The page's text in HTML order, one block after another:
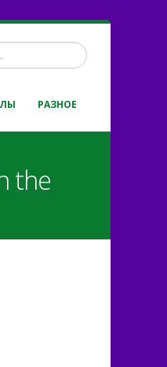
РАЗНОЕ
the